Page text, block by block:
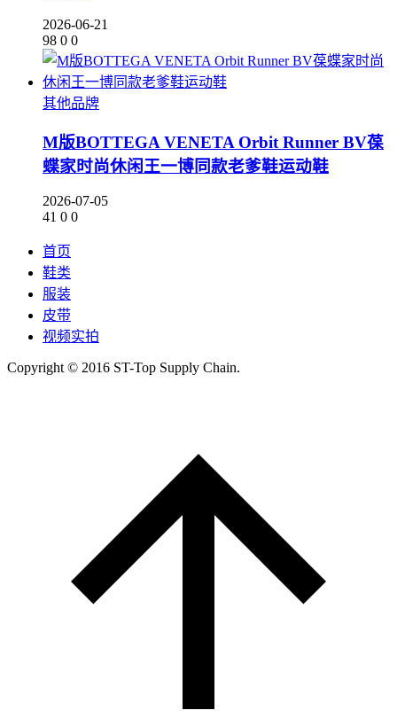
2026-06-21
98 0 0
其他品牌
M版BOTTEGA VENETA Orbit Runner BV葆
蝶家时尚休闲王一博同款老爹鞋运动鞋
2026-07-05
41 0 0
首页
鞋类
服装
皮带
视频实拍
Copyright © 2016 ST-Top Supply Chain.